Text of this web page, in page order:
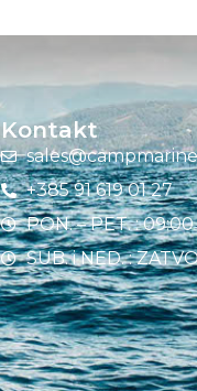
Kontakt
+385 91 619 01 27
PON. – PET. : 09:00
SUB. i NED. :